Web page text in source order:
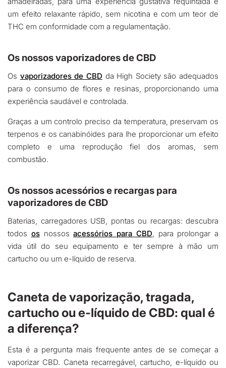
um efeito relaxante rápido, sem nicotina e com um teor de
THC em conformidade com a regulamentação.
Os nossos vaporizadores de CBD
Os vaporizadores de CBD da High Society são adequados
para o consumo de flores e resinas, proporcionando uma
experiência saudável e controlada.
Graças a um controlo preciso da temperatura, preservam os
terpenos e os canabinóides para lhe proporcionar um efeito
completo e uma reprodução fiel dos aromas, sem
combustão.
Os nossos acessórios e recargas para
vaporizadores de CBD
Baterias, carregadores USB, pontas ou recargas: descubra
todos osnossosacessórios para CBD, para prolongar a
vida útil do seu equipamento e ter sempre à mão um
cartucho ou um e-líquido de reserva.
Caneta de vaporização, tragada,
cartucho ou e-líquido de CBD: qual é
a diferença?
Esta é a pergunta mais frequente antes de se começar a
vaporizar CBD. Caneta recarregável, cartucho, e-líquido ou